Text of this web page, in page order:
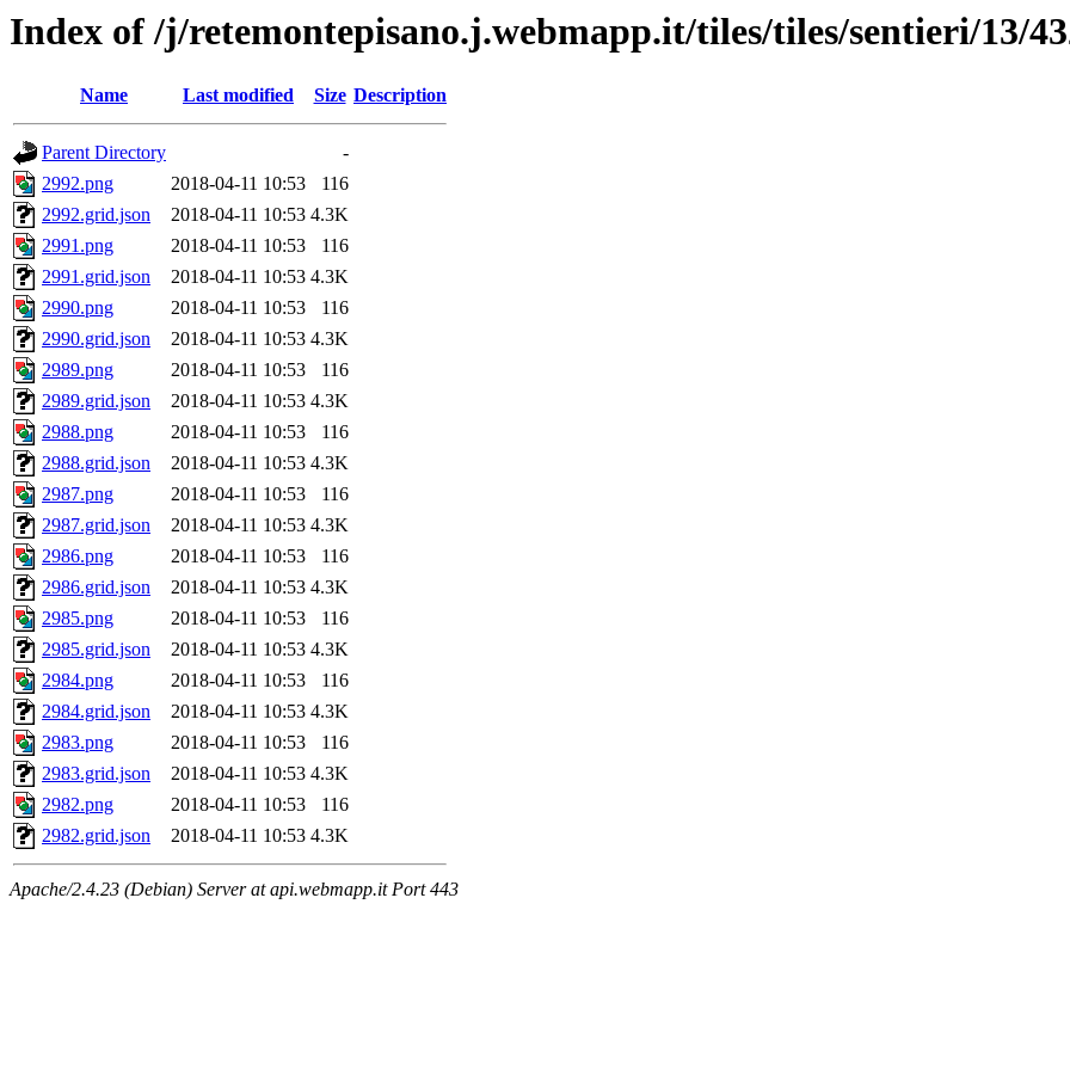
Index of /j/retemontepisano.j.webmapp.it/tiles/tiles/sentieri/13/
Name Last modified Size Description
Parent Directory
-
2992.png
2018-04-11 10:53
116
2992.grid.json
2018-04-11 10:53 4.3K
2991.png
2018-04-11 10:53
116
2991.grid.json
2018-04-11 10:53 4.3K
2990.png
2018-04-11 10:53
116
2990.grid.json
2018-04-11 10:53 4.3K
2989.png
2018-04-11 10:53
116
2989.grid.json
2018-04-11 10:53 4.3K
2988.png
2018-04-11 10:53
116
2988.grid.json
2018-04-11 10:53 4.3K
2987.png
2018-04-11 10:53
116
2987.grid.json
2018-04-11 10:53 4.3K
2986.png
2018-04-11 10:53
116
2986.grid.json
2018-04-11 10:53 4.3K
2985.png
2018-04-11 10:53
116
2985.grid.json
2018-04-11 10:53 4.3K
2984.png
2018-04-11 10:53
116
2984.grid.json
2018-04-11 10:53 4.3K
2983.png
2018-04-11 10:53
116
2983.grid.json
2018-04-11 10:53 4.3K
2982.png
2018-04-11 10:53
116
2982.grid.json
2018-04-11 10:53 4.3K
Apache/2.4.23 (Debian) Server at api.webmapp.it Port 443